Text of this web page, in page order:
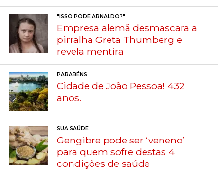
"ISSO PODE ARNALDO?"
Empresa alemã desmascara a
pirralha Greta Thumberg e
revela mentira
PARABÉNS
Cidade de João Pessoa! 432
anos.
SUA SAÚDE
Gengibre pode ser ‘veneno’
para quem sofre destas 4
condições de saúde